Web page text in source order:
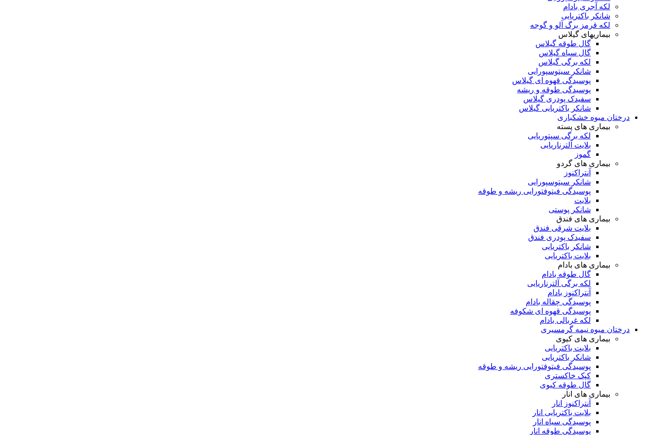
لکه آجری بادام
شانکر باکتریایی
لکه قرمز برگ آلو و گوجه
بیماریهای گیلاس
گال طوقه گیلاس
گال سیاه گیلاس
لکه برگی گیلاس
شانکر سیتوسپورایی
پوسیدگی قهوه ای گیلاس
پوسیدگی طوقه و ریشه
سفیدک پودری گیلاس
شانکر باکتریایی گیلاس
درختان میوه خشکباری
بیماری های پسته
لکه برگی سپتوریایی
بلایت آلترناریایی
گموز
بیماری های گردو
آنتراکنوز
شانکر سیتوسپورایی
پوسیدگی فیتوفتورایی ریشه و طوقه
بلایت
شانکر پوستی
بیماری های فندق
بلایت شرقی فندق
سفیدک پودری فندق
شانکر باکتریایی
بلایت باکتریایی
بیماری های بادام
گال طوقه بادام
لکه برگی آلترناریایی
آنتراکنوز بادام
پوسیدگی چقاله بادام
پوسیدگی قهوه ای شکوفه
لکه غربالی بادام
درختان میوه نیمه گرمسیری
بیماری های کیوی
بلایت باکتریایی
شانکر باکتریایی
پوسیدگی فیتوفتورایی ریشه و طوقه
کپک خاکستری
گال طوقه کیوی
بیماری های انار
آنتراکنوز انار
بلایت باکتریایی انار
پوسیدگی سیاه انار
پوسیدگی طوقه انار